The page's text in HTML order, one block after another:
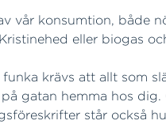
vår konsumtion, både
eller biogas
krävs att allt som
gatan hemma hos
står också